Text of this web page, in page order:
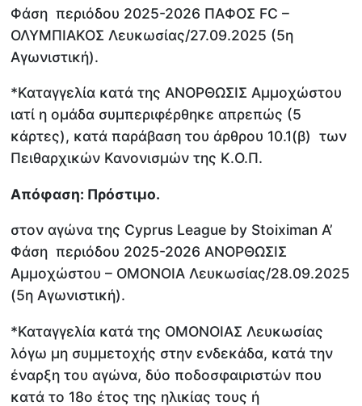
Φάση περιόδου 2025-2026 ΠΑΦΟΣ FC –
ΟΛΥΜΠΙΑΚΟΣ Λευκωσίας/27.09.2025 (5η
Αγωνιστική).
*Καταγγελία κατά της ΑΝΟΡΘΩΣΙΣ Αμμοχώστου
ιατί η ομάδα συμπεριφέρθηκε απρεπώς (5
κάρτες), κατά παράβαση του άρθρου 10.1(β) των
Πειθαρχικών Κανονισμών της Κ.Ο.Π.
Απόφαση: Πρόστιμο.
στον αγώνα της Cyprus League by Stoiximan Α’
Φάση περιόδου 2025-2026 ΑΝΟΡΘΩΣΙΣ
Αμμοχώστου – ΟΜΟΝΟΙΑ Λευκωσίας/28.09.2025
(5η Αγωνιστική).
*Καταγγελία κατά της ΟΜΟΝΟΙΑΣ Λευκωσίας
λόγω μη συμμετοχής στην ενδεκάδα, κατά την
έναρξη του αγώνα, δύο ποδοσφαιριστών που
κατά το 18ο έτος της ηλικίας τους ή